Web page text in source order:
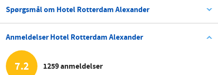
Spørgsmål om Hotel Rotterdam Alexander
Anmeldelser Hotel Rotterdam Alexander
7.2 1259 anmeldelser